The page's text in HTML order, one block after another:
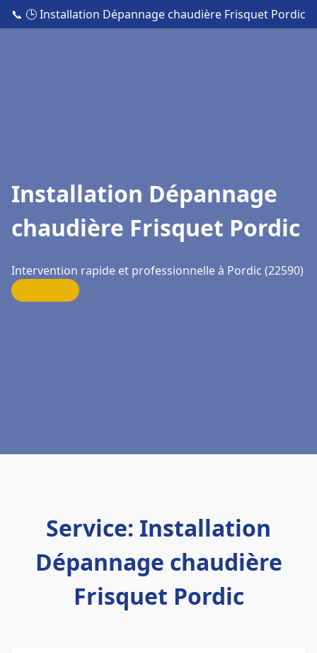
📞 🕒 Installation Dépannage chaudière Frisquet Pordic
Installation Dépannage
chaudière Frisquet Pordic
Intervention rapide et professionnelle à Pordic (22590)
Service: Installation
Dépannage chaudière
Frisquet Pordic